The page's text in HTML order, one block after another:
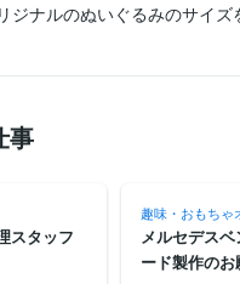
ジナルのぬいぐるみのサイズ
事
スタッフ
趣味・おもちゃ
メルセデス
ード製作のお